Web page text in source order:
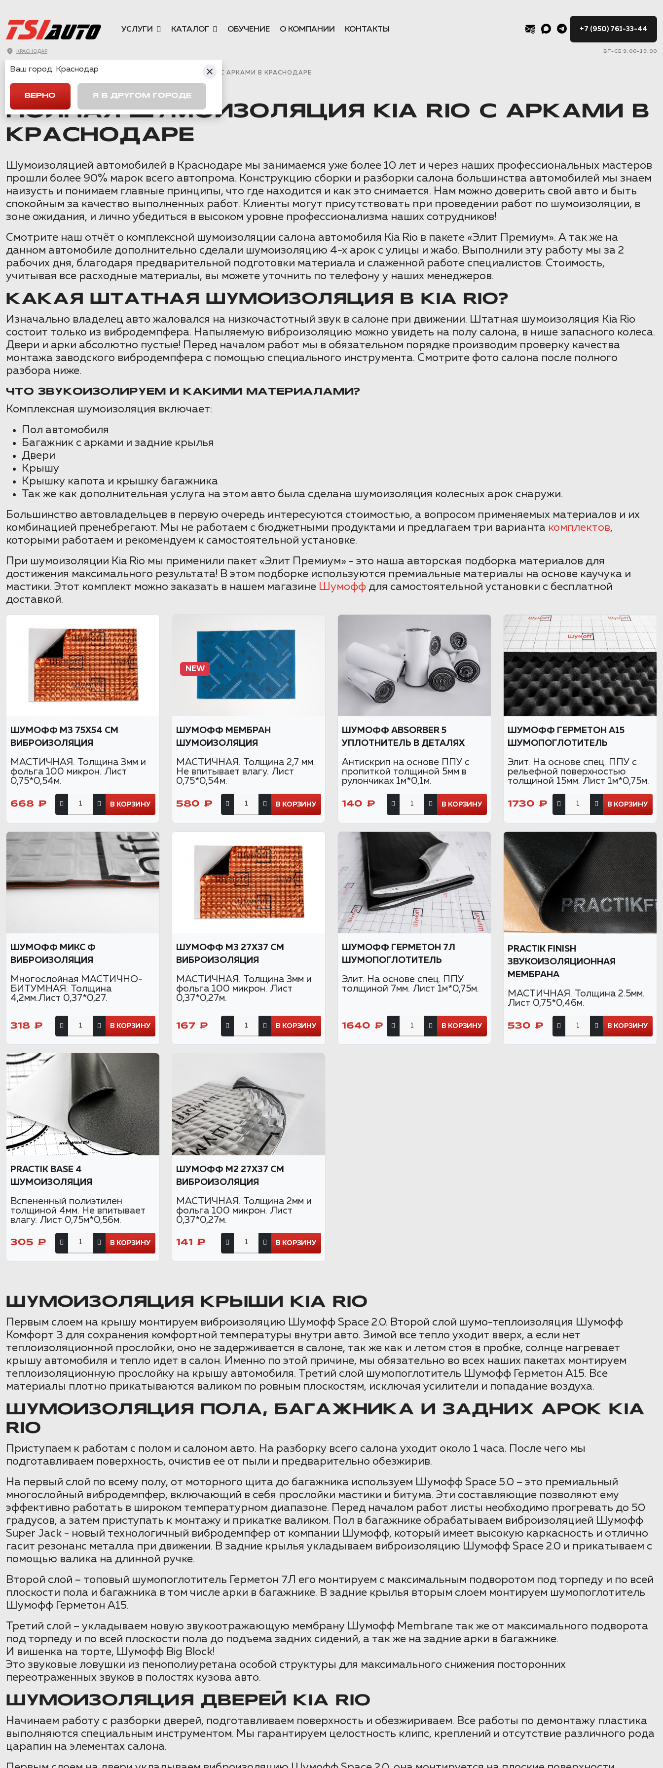
КРАСНОДАР
УСЛУГИ КАТАЛОГ ОБУЧЕНИЕ О КОМПАНИИ КОНТАКТЫ +7 (950) 761-33-44
ВТ-СБ 9:00-19:00
ГЛАВНАЯ → KIA → RIO → ПОЛНАЯ ШУМОИЗОЛЯЦИЯ KIA RIO С АРКАМИ В КРАСНОДАРЕ
ПОЛНАЯ ШУМОИЗОЛЯЦИЯ KIA RIO С АРКАМИ В
КРАСНОДАРЕ
Шумоизоляцией автомобилей в Краснодаре мы занимаемся уже более 10 лет и через наших профессиональных мастеров
прошли более 90% марок всего автопрома. Конструкцию сборки и разборки салона большинства автомобилей мы знаем
наизусть и понимаем главные принципы, что где находится и как это снимается. Нам можно доверить свой авто и быть
спокойным за качество выполненных работ. Клиенты могут присутствовать при проведении работ по шумоизоляции, в
зоне ожидания, и лично убедиться в высоком уровне профессионализма наших сотрудников!
Смотрите наш отчёт о комплексной шумоизоляции салона автомобиля Kia Rio в пакете «Элит Премиум». А так же на
данном автомобиле дополнительно сделали шумоизоляцию 4-х арок с улицы и жабо. Выполнили эту работу мы за 2
рабочих дня, благодаря предварительной подготовки материала и слаженной работе специалистов. Стоимость,
учитывая все расходные материалы, вы можете уточнить по телефону у наших менеджеров.
КАКАЯ ШТАТНАЯ ШУМОИЗОЛЯЦИЯ В KIA RIO?
Изначально владелец авто жаловался на низкочастотный звук в салоне при движении. Штатная шумоизоляция Kia Rio
состоит только из вибродемпфера. Напыляемую виброизоляцию можно увидеть на полу салона, в нише запасного колеса.
Двери и арки абсолютно пустые! Перед началом работ мы в обязательном порядке производим проверку качества
монтажа заводского вибродемпфера с помощью специального инструмента. Смотрите фото салона после полного
разбора ниже.
ЧТО ЗВУКОИЗОЛИРУЕМ И КАКИМИ МАТЕРИАЛАМИ?
Комплексная шумоизоляция включает:
Пол автомобиля
Багажник с арками и задние крылья
Двери
Крышу
Крышку капота и крышку багажника
Так же как дополнительная услуга на этом авто была сделана шумоизоляция колесных арок снаружи.
Большинство автовладельцев в первую очередь интересуются стоимостью, а вопросом применяемых материалов и их
комбинацией пренебрегают. Мы не работаем с бюджетными продуктами и предлагаем три варианта комплектов,
которыми работаем и рекомендуем к самостоятельной установке.
При шумоизоляции Kia Rio мы применили пакет «Элит Премиум» - это наша авторская подборка материалов для
достижения максимального результата! В этом подборке используются премиальные материалы на основе каучука и
мастики. Этот комплект можно заказать в нашем магазине Шумофф для самостоятельной установки с бесплатной
доставкой.
ШУМОФФ М3 75Х54 СМ
ВИБРОИЗОЛЯЦИЯ
МАСТИЧНАЯ. Толщина 3мм и
фольга 100 микрон. Лист
0,75*0,54м.
668 ₽ В КОРЗИНУ
NEW
ШУМОФФ МЕМБРАН
ШУМОИЗОЛЯЦИЯ
МАСТИЧНАЯ. Толщина 2,7 мм.
Не впитывает влагу. Лист
0,75*0,54м.
580 ₽ В КОРЗИНУ
ШУМОФФ ABSORBER 5
УПЛОТНИТЕЛЬ В ДЕТАЛЯХ
Антискрип на основе ППУ с
пропиткой толщиной 5мм в
рулончиках 1м*0,1м.
140 ₽ В КОРЗИНУ
ШУМОФФ ГЕРМЕТОН А15
ШУМОПОГЛОТИТЕЛЬ
Элит. На основе спец. ППУ с
рельефной поверхностью
толщиной 15мм. Лист 1м*0,75м.
1730 ₽ В КОРЗИНУ
ШУМОФФ МИКС Ф
ВИБРОИЗОЛЯЦИЯ
Многослойная МАСТИЧНО-
БИТУМНАЯ. Толщина
4,2мм.Лист 0,37*0,27.
318 ₽ В КОРЗИНУ
ШУМОФФ М3 27Х37 СМ
ВИБРОИЗОЛЯЦИЯ
МАСТИЧНАЯ. Толщина 3мм и
фольга 100 микрон. Лист
0,37*0,27м.
167 ₽ В КОРЗИНУ
ШУМОФФ ГЕРМЕТОН 7Л
ШУМОПОГЛОТИТЕЛЬ
Элит. На основе спец. ППУ
толщиной 7мм. Лист 1м*0,75м.
1640 ₽ В КОРЗИНУ
PRACTIK FINISH
ЗВУКОИЗОЛЯЦИОННАЯ
МЕМБРАНА
МАСТИЧНАЯ. Толщина 2.5мм.
Лист 0,75*0,46м.
530 ₽ В КОРЗИНУ
PRACTIK BASE 4
ШУМОИЗОЛЯЦИЯ
Вспененный полиэтилен
толщиной 4мм. Не впитывает
влагу. Лист 0,75м*0,56м.
305 ₽ В КОРЗИНУ
ШУМОФФ М2 27X37 СМ
ВИБРОИЗОЛЯЦИЯ
МАСТИЧНАЯ. Толщина 2мм и
фольга 100 микрон. Лист
0,37*0,27м.
141 ₽ В КОРЗИНУ
ШУМОИЗОЛЯЦИЯ КРЫШИ KIA RIO
Первым слоем на крышу монтируем виброизоляцию Шумофф Space 2.0. Второй слой шумо-теплоизоляция Шумофф
Комфорт 3 для сохранения комфортной температуры внутри авто. Зимой все тепло уходит вверх, а если нет
теплоизоляционной прослойки, оно не задерживается в салоне, так же как и летом стоя в пробке, солнце нагревает
крышу автомобиля и тепло идет в салон. Именно по этой причине, мы обязательно во всех наших пакетах монтируем
теплоизоляционную прослойку на крышу автомобиля. Третий слой шумопоглотитель Шумофф Герметон А15. Все
материалы плотно прикатываются валиком по ровным плоскостям, исключая усилители и попадание воздуха.
ШУМОИЗОЛЯЦИЯ ПОЛА, БАГАЖНИКА И ЗАДНИХ АРОК KIA
RIO
Приступаем к работам с полом и салоном авто. На разборку всего салона уходит около 1 часа. После чего мы
подготавливаем поверхность, очистив ее от пыли и предварительно обезжирив.
На первый слой по всему полу, от моторного щита до багажника используем Шумофф Space 5.0 – это премиальный
многослойный вибродемпфер, включающий в себя прослойки мастики и битума. Эти составляющие позволяют ему
эффективно работать в широком температурном диапазоне. Перед началом работ листы необходимо прогревать до 50
градусов, а затем приступать к монтажу и прикатке валиком. Пол в багажнике обрабатываем виброизоляцией Шумофф
Super Jack - новый технологичный вибродемпфер от компании Шумофф, который имеет высокую каркасность и отлично
гасит резонанс металла при движении. В задние крылья укладываем виброизоляцию Шумофф Space 2.0 и прикатываем с
помощью валика на длинной ручке.
Второй слой – топовый шумопоглотитель Герметон 7Л его монтируем с максимальным подворотом под торпеду и по всей
плоскости пола и багажника в том числе арки в багажнике. В задние крылья вторым слоем монтируем шумопоглотитель
Шумофф Герметон А15.
Третий слой – укладываем новую звукоотражающую мембрану Шумофф Membrane так же от максимального подворота
под торпеду и по всей плоскости пола до подъема задних сидений, а так же на задние арки в багажнике.
И вишенка на торте, Шумофф Big Block!
Это звуковые ловушки из пенополиуретана особой структуры для максимального снижения посторонних
переотраженных звуков в полостях кузова авто.
ШУМОИЗОЛЯЦИЯ ДВЕРЕЙ KIA RIO
Начинаем работу с разборки дверей, подготавливаем поверхность и обезжириваем. Все работы по демонтажу пластика
выполняются специальным инструментом. Мы гарантируем целостность клипс, креплений и отсутствие различного рода
царапин на элементах салона.
Ваш город: Краснодар
ВЕРНО Я В ДРУГОМ ГОРОДЕ